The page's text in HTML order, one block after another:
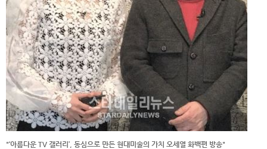
"‘아름다운 TV 갤러리’, 동심으로 만든 현대미술의 가치 오세열 화백편 방송"